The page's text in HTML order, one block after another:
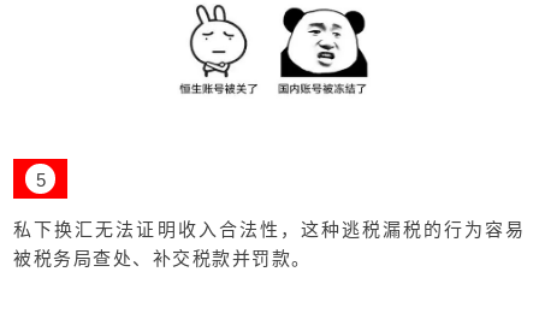
5
私下换汇无法证明收入合法性，这种逃税漏税的行为容易
被税务局查处、补交税款并罚款。